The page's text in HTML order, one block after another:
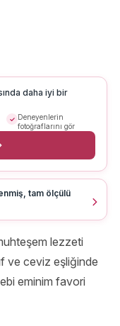
daha iyi bir
Deneyenlerin
fotoğraflarını gör
tam ölçülü
lezzeti
ve ceviz eşliğinde
eminim favori